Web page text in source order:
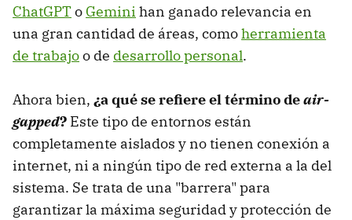
ChatGPTo Gemini han ganado relevancia en
una gran cantidad de áreas, comoherramienta
de trabajoo de desarrollo personal.
Ahora bien, ¿a qué se refiere el término deair-
gapped? Este tipo de entornos están
completamente aislados y no tienen conexión a
internet, ni a ningún tipo de red externa a la del
sistema. Se trata de una "barrera" para
garantizar la máxima seguridad y protección de